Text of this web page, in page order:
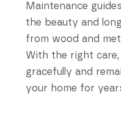
Maintenance
the beauty and
from wood and
With the right
gracefully and
your home for